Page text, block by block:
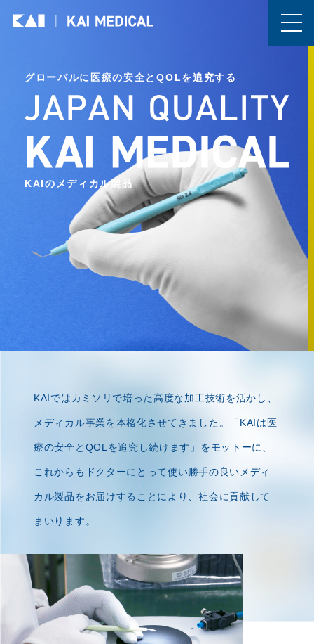
グローバルに医療の安全とQOLを追究する
KAIのメディカル製品
KAIではカミソリで培った高度な加工技術を活かし、
メディカル事業を本格化させてきました。 「KAIは医
療の安全とQOLを追究し続けます」をモットーに、
これからもドクターにとって使い勝手の良いメディ
カル製品をお届けすることにより、社会に貢献して
まいります。